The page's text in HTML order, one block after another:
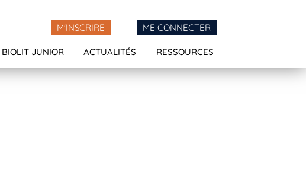
M'INSCRIRE ME CONNECTER
BIOLIT JUNIOR ACTUALITÉS RESSOURCES